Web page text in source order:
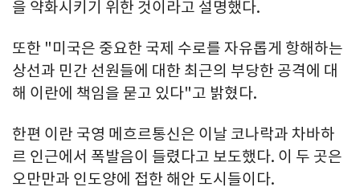
을 약화시키기 위한 것이라고 설명했다.
또한 "미국은 중요한 국제 수로를 자유롭게 항해하는
상선과 민간 선원들에 대한 최근의 부당한 공격에 대
해 이란에 책임을 묻고 있다"고 밝혔다.
한편 이란 국영 메흐르통신은 이날 코나락과 차바하
르 인근에서 폭발음이 들렸다고 보도했다. 이 두 곳은
오만만과 인도양에 접한 해안 도시들이다.